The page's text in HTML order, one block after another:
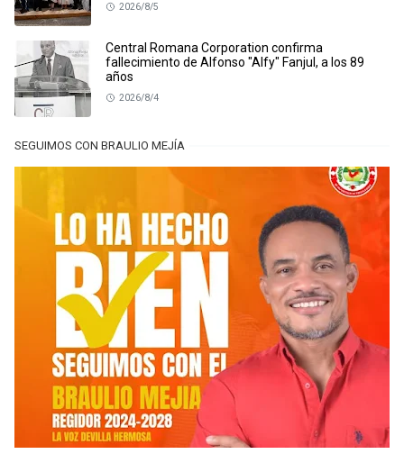
2026/8/5
Central Romana Corporation confirma
fallecimiento de Alfonso "Alfy" Fanjul, a los 89
años
2026/8/4
SEGUIMOS CON BRAULIO MEJÍA